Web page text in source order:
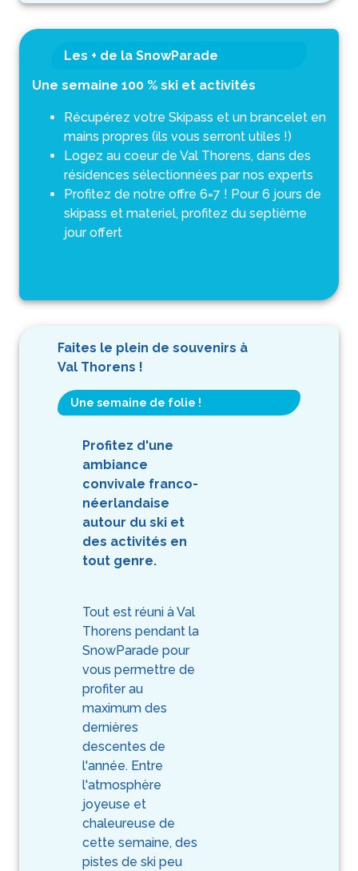
Les + de la SnowParade
Une semaine 100 % ski et activités
Récupérez votre Skipass et un brancelet en
mains propres (ils vous serront utiles !)
Logez au coeur de Val Thorens, dans des
résidences sélectionnées par nos experts
Profitez de notre offre 6=7 ! Pour 6 jours de
skipass et materiel, profitez du septième
jour offert
Faites le plein de souvenirs à
Val Thorens !
Une semaine de folie !
Profitez d'une
ambiance
convivale franco-
néerlandaise
autour du ski et
des activités en
tout genre.
Tout est réuni à Val
Thorens pendant la
SnowParade pour
vous permettre de
profiter au
maximum des
dernières
descentes de
l'année. Entre
l'atmosphère
joyeuse et
chaleureuse de
cette semaine, des
pistes de ski peu